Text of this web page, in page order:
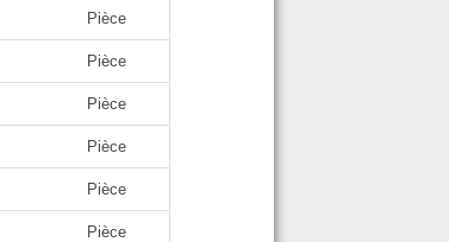
Pièce
Pièce
Pièce
Pièce
Pièce
Pièce